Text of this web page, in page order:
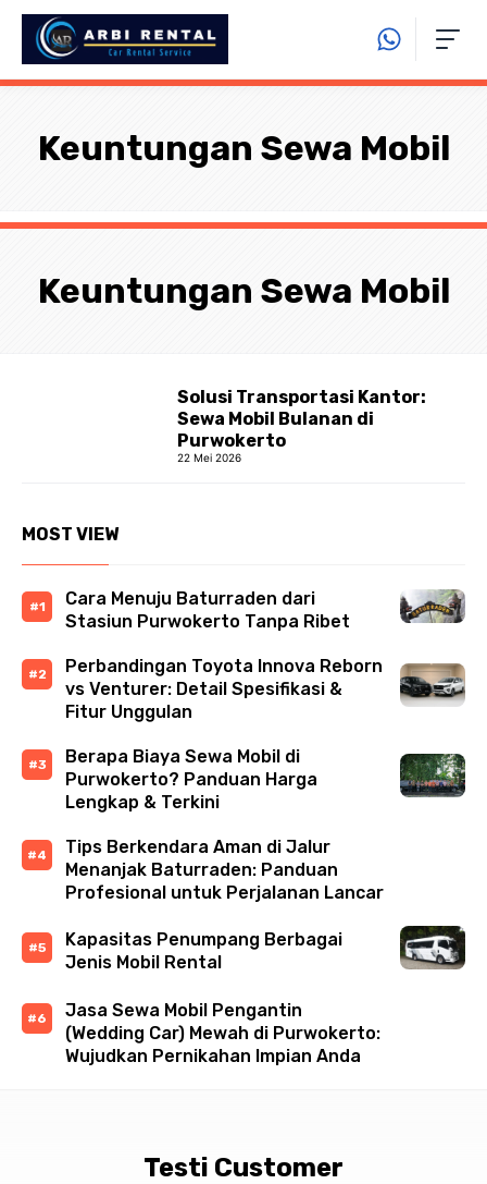
Langsung
Keuntungan Sewa Mobil
Keuntungan Sewa Mobil
Solusi Transportasi Kantor:
Sewa Mobil Bulanan di
Purwokerto
22 Mei 2026
MOST VIEW
Cara Menuju Baturraden dari
Stasiun Purwokerto Tanpa Ribet
Perbandingan Toyota Innova Reborn
vs Venturer: Detail Spesifikasi &
Fitur Unggulan
Berapa Biaya Sewa Mobil di
Purwokerto? Panduan Harga
Lengkap & Terkini
Tips Berkendara Aman di Jalur
Menanjak Baturraden: Panduan
Profesional untuk Perjalanan Lancar
Kapasitas Penumpang Berbagai
Jenis Mobil Rental
Jasa Sewa Mobil Pengantin
(Wedding Car) Mewah di Purwokerto:
Wujudkan Pernikahan Impian Anda
Testi Customer